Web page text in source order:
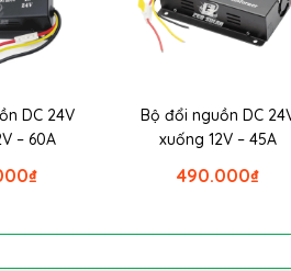
DC 24V
– 60A
₫
Bộ đổi nguồn DC
xuống 12V – 45A
₫
490.000